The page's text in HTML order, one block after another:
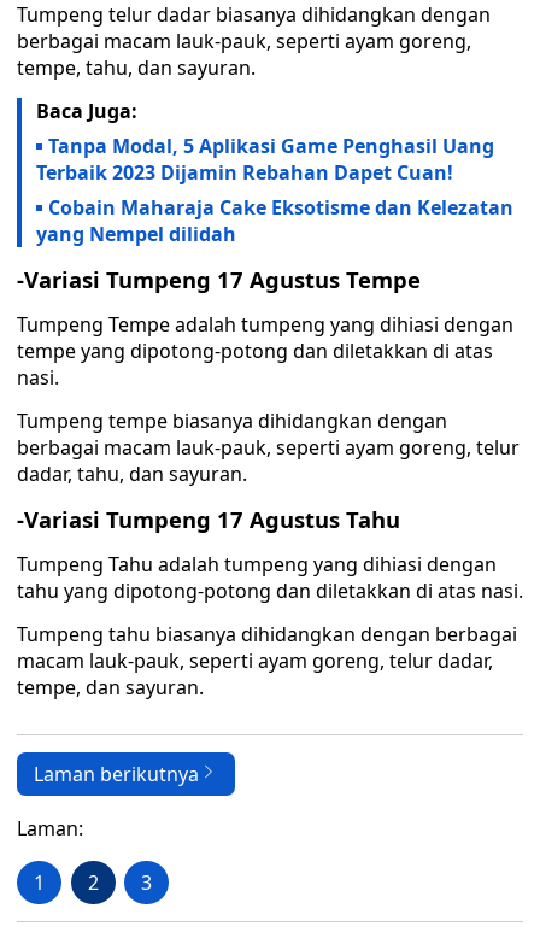
Tumpeng telur dadar biasanya dihidangkan dengan
berbagai macam lauk-pauk, seperti ayam goreng,
tempe, tahu, dan sayuran.
Baca Juga:
Tanpa Modal, 5 Aplikasi Game Penghasil Uang
Terbaik 2023 Dijamin Rebahan Dapet Cuan!
Cobain Maharaja Cake Eksotisme dan Kelezatan
yang Nempel dilidah
-Variasi Tumpeng 17 Agustus Tempe
Tumpeng Tempe adalah tumpeng yang dihiasi dengan
tempe yang dipotong-potong dan diletakkan di atas
nasi.
Tumpeng tempe biasanya dihidangkan dengan
berbagai macam lauk-pauk, seperti ayam goreng, telur
dadar, tahu, dan sayuran.
-Variasi Tumpeng 17 Agustus Tahu
Tumpeng Tahu adalah tumpeng yang dihiasi dengan
tahu yang dipotong-potong dan diletakkan di atas nasi.
Tumpeng tahu biasanya dihidangkan dengan berbagai
macam lauk-pauk, seperti ayam goreng, telur dadar,
tempe, dan sayuran.
Laman berikutnya
Laman:
1 2 3